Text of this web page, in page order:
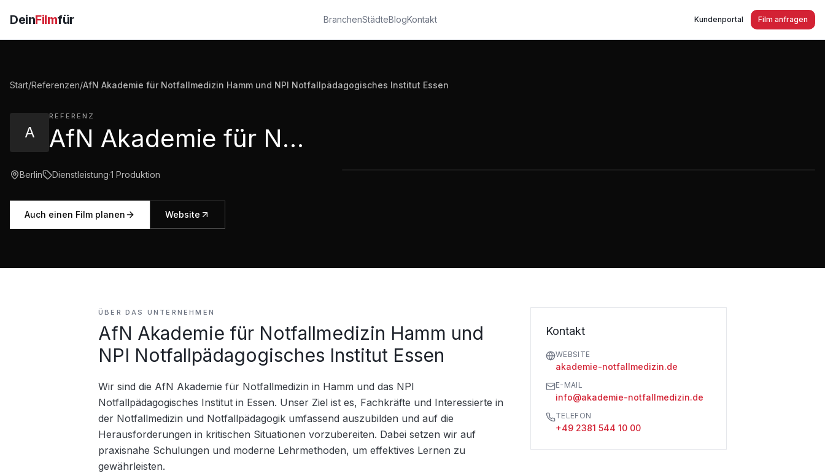
DeinFilmfür BranchenStädteBlogKontakt Kundenportal Film anfragen
Start/Referenzen/AfN Akademie für Notfallmedizin Hamm und NPI Notfallpädagogisches Institut Essen
A
REFERENZ
AfN Akademie für Notfallmedizin Hamm und NPI Notfallpädagogisches Institut Essen
Berlin Dienstleistung·1 Produktion
Auch einen Film planen Website
ÜBER DAS UNTERNEHMEN
AfN Akademie für Notfallmedizin Hamm und
NPI Notfallpädagogisches Institut Essen
Wir sind die AfN Akademie für Notfallmedizin in Hamm und das NPI
Notfallpädagogisches Institut in Essen. Unser Ziel ist es, Fachkräfte und Interessierte in
der Notfallmedizin und Notfallpädagogik umfassend auszubilden und auf die
Herausforderungen in kritischen Situationen vorzubereiten. Dabei setzen wir auf
praxisnahe Schulungen und moderne Lehrmethoden, um effektives Lernen zu
gewährleisten.
Kontakt
WEBSITE
akademie-notfallmedizin.de
E-MAIL
info@akademie-notfallmedizin.de
TELEFON
+49 2381 544 10 00